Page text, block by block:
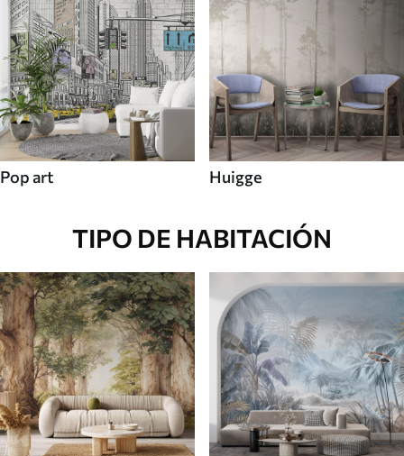
Pop art Huigge
TIPO DE HABITACIÓN